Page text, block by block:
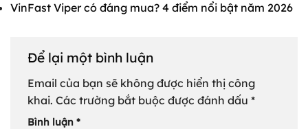
VinFast Viper có đáng mua? 4 điểm nổi bật năm 2026
Để lại một bình luận
Email của bạn sẽ không được hiển thị công
khai. Các trường bắt buộc được đánh dấu *
Bình luận *